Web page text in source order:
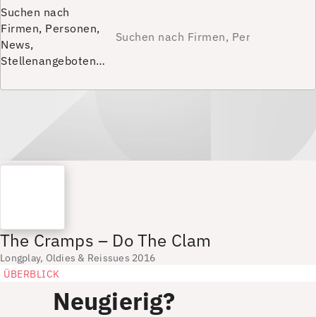
Suchen nach
Firmen, Personen,
News,
Stellenangeboten…
The Cramps – Do The Clam
Longplay, Oldies & Reissues 2016
ÜBERBLICK
Neugierig?